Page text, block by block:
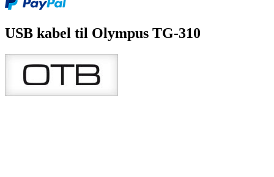
USB kabel til Olympus TG-310